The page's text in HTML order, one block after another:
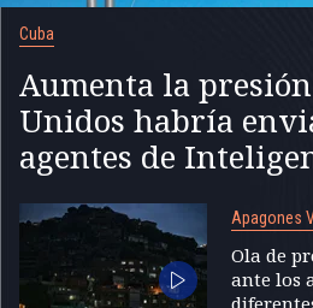
Cuba
Aumenta la
Unidos habría
agentes de
Apagones
Ola de
ante los